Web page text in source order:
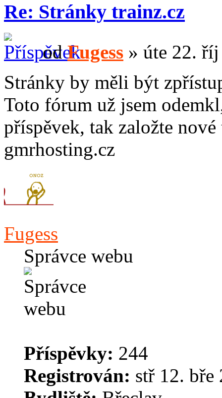
Re: Stránky trainz.cz
odFugess » úte 22.
Stránky by měli být
Toto fórum už jsem
příspěvek, tak založte nové
gmrhosting.cz
Fugess
Správce webu
Příspěvky: 244
Registrován: stř 12. bře